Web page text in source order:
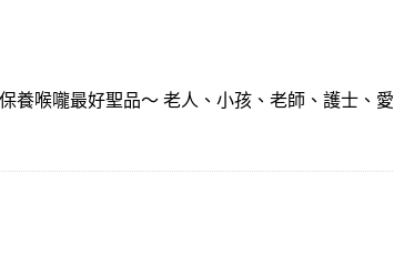
喉嚨最好聖品～ 老人、小孩、老師、護士、